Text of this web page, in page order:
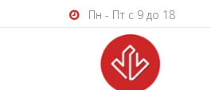
Пн - Пт с 9 до 18